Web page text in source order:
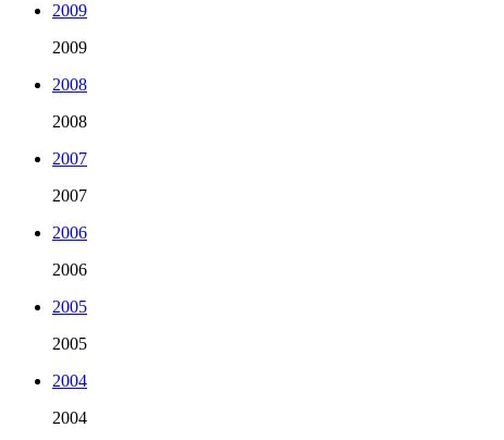
2009
2009
2008
2008
2007
2007
2006
2006
2005
2005
2004
2004